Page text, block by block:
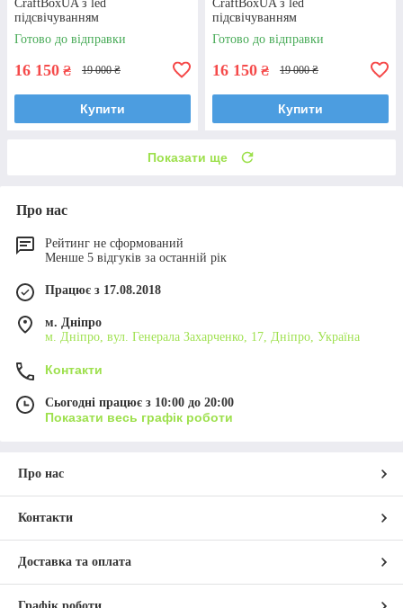
CraftBoxUA з led
підсвічуванням
Готово до відправки
16 150 ₴ 19 000 ₴
Купити
CraftBoxUA з led
підсвічуванням
Готово до відправки
16 150 ₴ 19 000 ₴
Купити
Показати ще
Про нас
Рейтинг не сформований
Менше 5 відгуків за останній рік
Працює з 17.08.2018
м. Дніпро
м. Дніпро, вул. Генерала Захарченко, 17, Дніпро, Україна
Контакти
Сьогодні працює з 10:00 до 20:00
Показати весь графік роботи
Про нас
Контакти
Доставка та оплата